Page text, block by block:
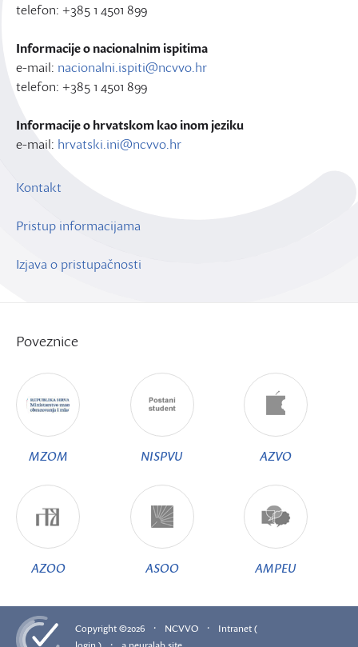
telefon: +385 1 4501 899
Informacije o nacionalnim ispitima
e-mail: nacionalni.ispiti@ncvvo.hr
telefon: +385 1 4501 899
Informacije o hrvatskom kao inom jeziku
e-mail: hrvatski.ini@ncvvo.hr
Kontakt
Pristup informacijama
Izjava o pristupačnosti
Poveznice
MZOM NISPVU AZVO
AZOO ASOO AMPEU
Copyright ©2026 · NCVVO ·
Intranet (
·